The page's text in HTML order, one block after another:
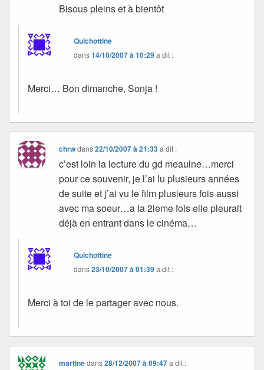
Bisous pleins et à bientôt
Quichottine
dans14/10/2007 à 10:29a dit :
Merci… Bon dimanche, Sonja !
chrwdans22/10/2007 à 21:33 a dit :
c’est loin la lecture du gd meaulne…merci
pour ce souvenir, je l’ai lu plusieurs années
de suite et j’ai vu le film plusieurs fois aussi
avec ma soeur…a la 2ieme fois elle pleurait
déjà en entrant dans le cinéma…
Quichottine
dans23/10/2007 à 01:39a dit :
Merci à toi de le partager avec nous.
martinedans28/12/2007 à 09:47 a dit :